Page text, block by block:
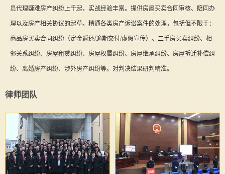
员代理疑难房产纠纷上千起，实战经验丰富。提供房屋买卖合同审核、陪同办
理以及房产相关协议的起草。精通各类房产诉讼案件的处理，包括但不限于：
商品房买卖合同纠纷（定金返还/逾期交付/虚假宣传）、二手房买卖纠纷、相
邻关系纠纷、房屋租赁纠纷、房屋权属纠纷、房屋继承纠纷、房屋拆迁补偿纠
纷、离婚房产纠纷、涉外房产纠纷等。对判决结果研判精准。
律师团队